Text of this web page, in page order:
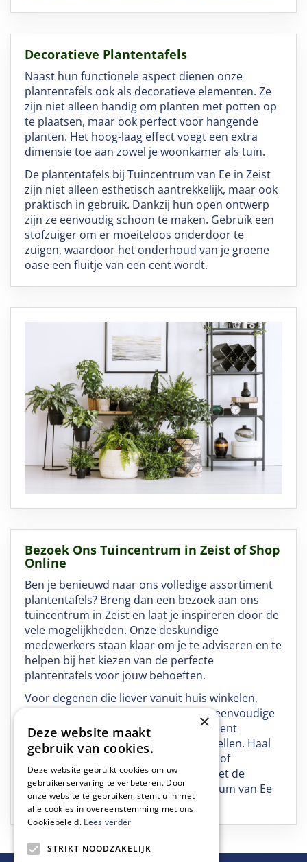
Decoratieve Plantentafels
Naast hun functionele aspect dienen onze
plantentafels ook als decoratieve elementen. Ze
zijn niet alleen handig om planten met potten op
te plaatsen, maar ook perfect voor hangende
planten. Het hoog-laag effect voegt een extra
dimensie toe aan zowel je woonkamer als tuin.
De plantentafels bij Tuincentrum van Ee in Zeist
zijn niet alleen esthetisch aantrekkelijk, maar ook
praktisch in gebruik. Dankzij hun open ontwerp
zijn ze eenvoudig schoon te maken. Gebruik een
stofzuiger om er moeiteloos onderdoor te
zuigen, waardoor het onderhoud van je groene
oase een fluitje van een cent wordt.
Bezoek Ons Tuincentrum in Zeist of Shop
Online
Ben je benieuwd naar ons volledige assortiment
plantentafels? Breng dan een bezoek aan ons
tuincentrum in Zeist en laat je inspireren door de
vele mogelijkheden. Onze deskundige
medewerkers staan klaar om je te adviseren en te
helpen bij het kiezen van de perfecte
plantentafels voor jouw behoeften.
Voor degenen die liever vanuit huis winkelen,
biedt onze webshop een handige en eenvoudige
manier om een deel van ons assortiment
plantentafels te verkennen en te bestellen. Haal
de natuur naar binnen en geef je tuin of
woonkamer een groene make-over met de
prachtige plantentafels van Tuincentrum van Ee
in Zeist.
×
Deze website maakt
gebruik van cookies.
Deze website gebruikt cookies om uw
gebruikerservaring te verbeteren. Door
onze website te gebruiken, stemt u in met
alle cookies in overeenstemming met ons
Cookiebeleid. Lees verder
STRIKT NOODZAKELIJK